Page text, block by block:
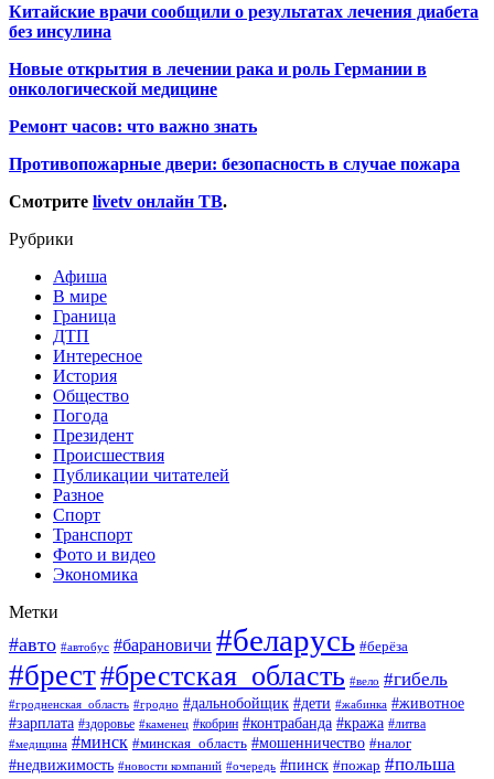
Китайские врачи сообщили о результатах лечения диабета
без инсулина
Новые открытия в лечении рака и роль Германии в
онкологической медицине
Ремонт часов: что важно знать
Противопожарные двери: безопасность в случае пожара
Смотрите livetv онлайн ТВ.
Рубрики
Афиша
В мире
Граница
ДТП
Интересное
История
Общество
Погода
Президент
Происшествия
Публикации читателей
Разное
Спорт
Транспорт
Фото и видео
Экономика
Метки
#авто #автобус #барановичи #беларусь #берёза
#брест#брестская_область #вело #гибель
#гродненская_область #гродно #дальнобойщик #дети #жабинка #животное
#зарплата #здоровье #каменец #кобрин #контрабанда #кража #литва
#медицина #минск #минская_область #мошенничество #налог
#недвижимость #новости компаний #очередь #пинск #пожар #польша